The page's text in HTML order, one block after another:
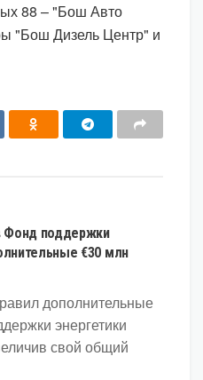
88 – "Бош Авто
"Бош Дизель Центр" и
Фонд поддержки
€30 млн
дополнительные
энергетики
свой общий